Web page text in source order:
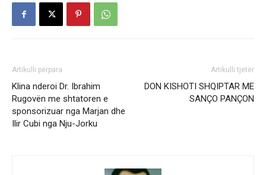
Artikulli përpara
Klina nderoi Dr. Ibrahim
Rugovën me shtatoren e
sponsorizuar nga Marjan dhe
Ilir Cubi nga Nju-Jorku
Artikulli tjetër
DON KISHOTI SHQIPTAR ME
SANÇO PANÇON